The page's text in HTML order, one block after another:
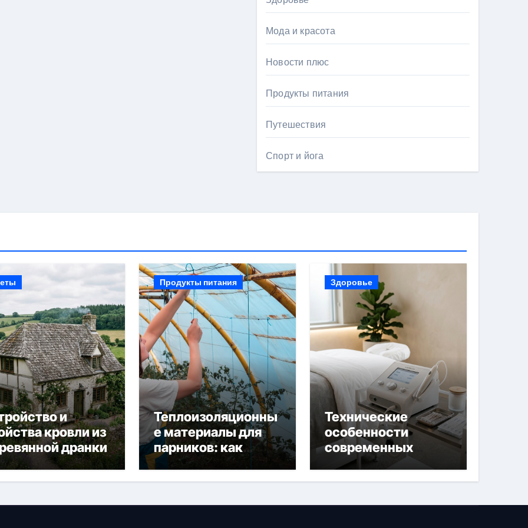
Мода и красота
Новости плюс
Продукты питания
Путешествия
Спорт и йога
и
кровли из
дранки
Продукты питания
Теплоизоляционны
е материалы для
парников: как
сохранить тепло и
получить богатый
Здоровье
Технические
особенности
современных
аппаратов для
электроэпиляции